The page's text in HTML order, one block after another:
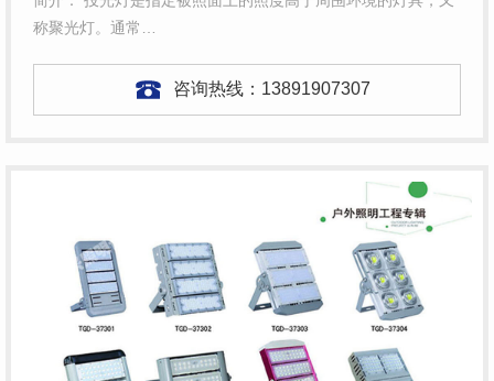
称聚光灯。通常…
咨询热线： 13891907307